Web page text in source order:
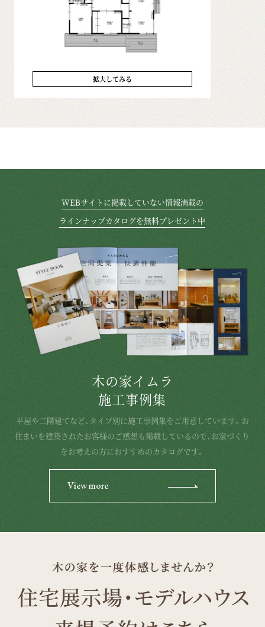
拡大してみる
WEBサイトに掲載していない情報満載の
ラインナップカタログを無料プレゼント中
木の家イムラ
施工事例集
平屋や二階建てなど、タイプ別に施工事例集をご用意しています。お
住まいを建築されたお客様のご感想も掲載しているので、お家づくり
をお考えの方におすすめのカタログです。
View more